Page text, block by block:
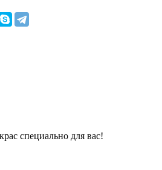
специально для вас!